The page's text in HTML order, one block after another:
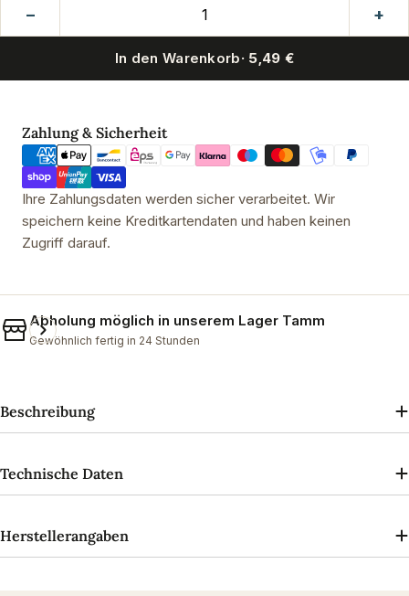
− +
In den Warenkorb· 5,49 €
Zahlung & Sicherheit
Zahlungsmethoden
Ihre Zahlungsdaten werden sicher verarbeitet. Wir
speichern keine Kreditkartendaten und haben keinen
Zugriff darauf.
Abholung möglich in unserem Lager Tamm
Gewöhnlich fertig in 24 Stunden
Beschreibung
Technische Daten
Herstellerangaben